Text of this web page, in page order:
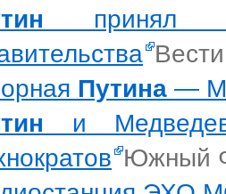
принял
Путина —
и Медведев
Южный